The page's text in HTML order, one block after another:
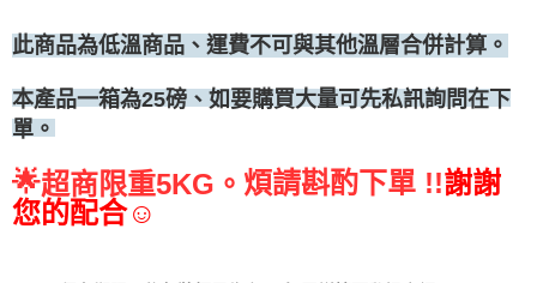
此商品為低溫商品、運費不可與其他溫層合併計算。
本產品一箱為25磅 、如要購買大量可先私訊詢問在下
單。
🌟超商限重5KG。 煩請斟酌下單 !!謝謝
您的配合☺